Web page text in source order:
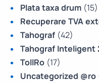
Plata taxa drum (15)
Recuperare TVA
Tahograf (42)
Tahograf Inteligent
TollRo (17)
Uncategorized @ro